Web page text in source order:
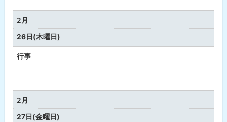
定
な
し
2月
26日(木曜日)
行事
定
な
し
2月
27日(金曜日)